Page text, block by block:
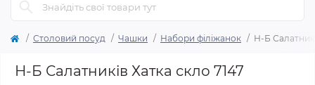
Столовий посуд Чашки Набори філіжанок Н-Б
Н-Б Салатників Хатка скло 7147